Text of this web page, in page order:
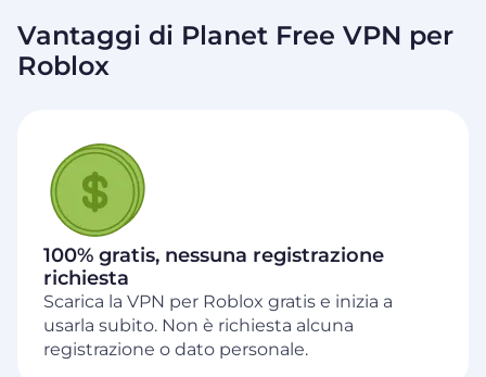
Vantaggi di Planet Free VPN per
Roblox
100% gratis, nessuna registrazione
richiesta
Scarica la VPN per Roblox gratis e inizia a
usarla subito. Non è richiesta alcuna
registrazione o dato personale.